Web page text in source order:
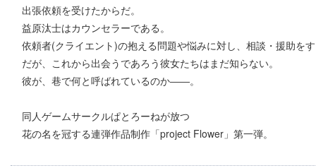
出張依頼を受けたからだ。
益原汰士はカウンセラーである。
依頼者(クライエント)の抱える問題や悩みに対し、相談・援助を
だが、これから出会うであろう彼女たちはまだ知らない。
彼が、巷で何と呼ばれているのか――。
同人ゲームサークルぱとろーねが放つ
花の名を冠する連弾作品制作「project Flower」第一弾。